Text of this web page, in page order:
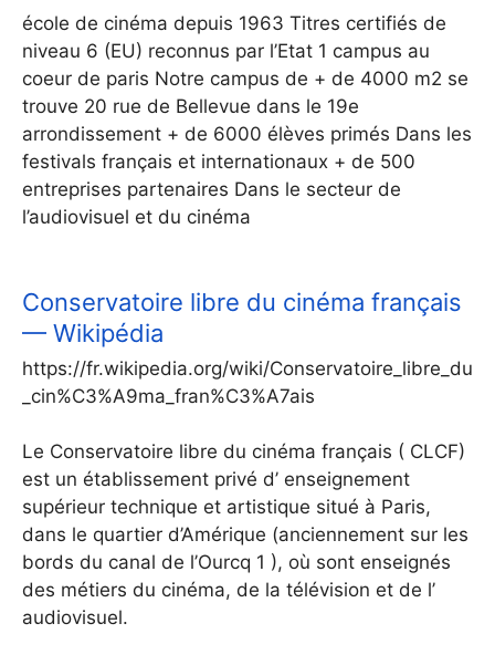
école de cinéma depuis 1963 Titres certifiés de
niveau 6 (EU) reconnus par l’Etat 1 campus au
coeur de paris Notre campus de + de 4000 m2 se
trouve 20 rue de Bellevue dans le 19e
arrondissement + de 6000 élèves primés Dans les
festivals français et internationaux + de 500
entreprises partenaires Dans le secteur de
l’audiovisuel et du cinéma
Conservatoire libre du cinéma français
— Wikipédia
https://fr.wikipedia.org/wiki/Conservatoire_libre_du
_cin%C3%A9ma_fran%C3%A7ais
Le Conservatoire libre du cinéma français ( CLCF)
est un établissement privé d’ enseignement
supérieur technique et artistique situé à Paris,
dans le quartier d’Amérique (anciennement sur les
bords du canal de l’Ourcq 1 ), où sont enseignés
des métiers du cinéma, de la télévision et de l’
audiovisuel.